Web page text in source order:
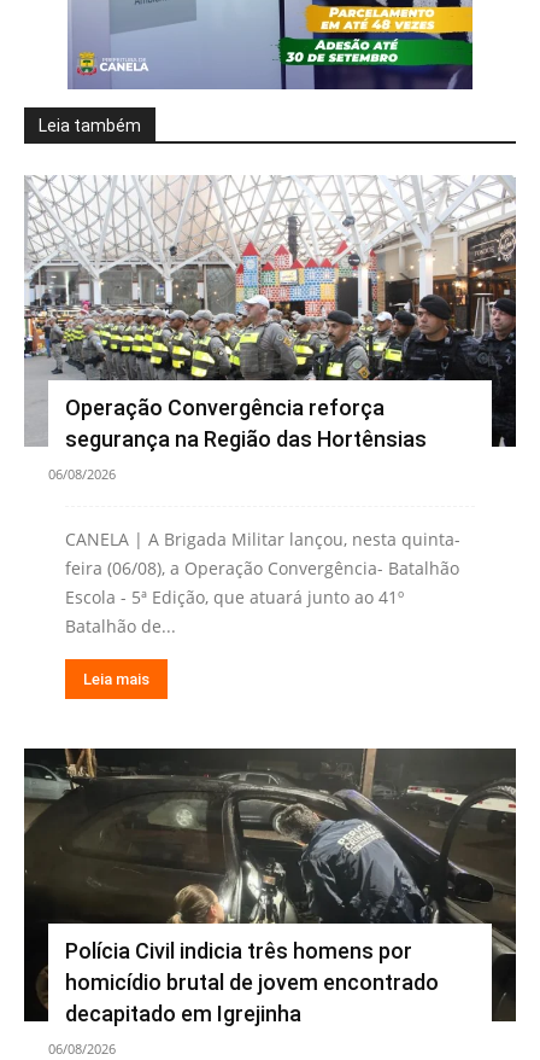
Leia também
Operação Convergência reforça
segurança na Região das Hortênsias
06/08/2026
CANELA | A Brigada Militar lançou, nesta quinta-
feira (06/08), a Operação Convergência- Batalhão
Escola - 5ª Edição, que atuará junto ao 41º
Batalhão de...
Leia mais
Polícia Civil indicia três homens por
homicídio brutal de jovem encontrado
decapitado em Igrejinha
06/08/2026